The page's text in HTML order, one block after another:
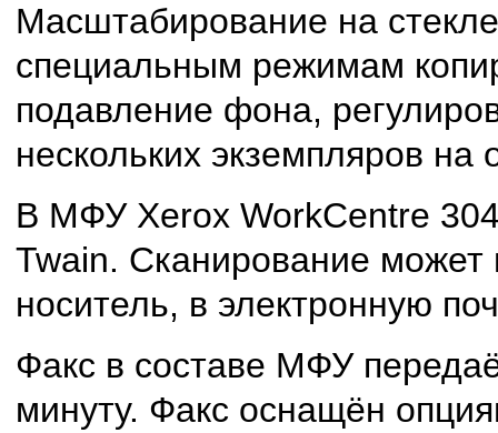
Масштабирование на
специальным режимам
подавление фона,
нескольких экземпляров
В МФУ Xerox WorkCentre
Twain. Сканирование может
носитель, в электронную
Факс в составе МФУ
минуту. Факс оснащён